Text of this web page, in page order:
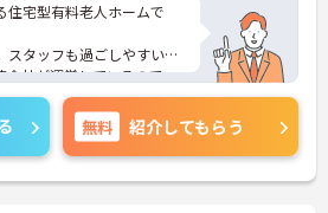
住宅型有料老人ホームで
スタッフも過ごしやすい環
会社が運営しているので、
ており福利厚生が充実して
お休みが多く、残業は少
看護なので安心できる
対策ポイントなど、さらに
無料 紹介してもらう